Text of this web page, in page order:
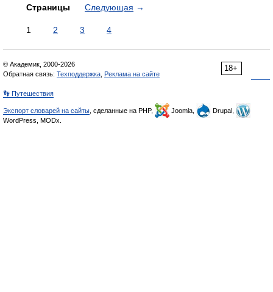
Страницы Следующая →
1 2 3 4
18+
© Академик, 2000-2026
Обратная связь: Техподдержка Реклама на сайте
👣 Путешествия
Экспорт словарей на сайты , сделанные на PHP, Joomla,
Drupal,
WordPress, MODx.